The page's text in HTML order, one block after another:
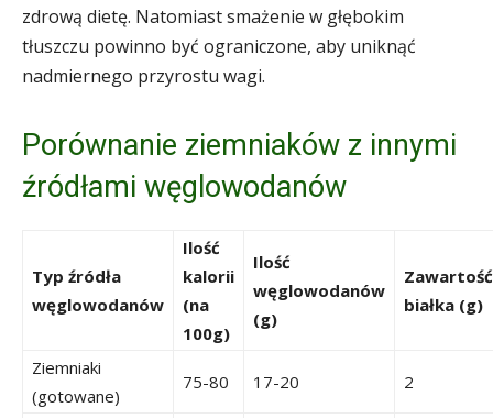
zdrową dietę. Natomiast smażenie w głębokim
tłuszczu powinno być ograniczone, aby uniknąć
nadmiernego przyrostu wagi.
Porównanie ziemniaków z innymi
źródłami węglowodanów
Typ źródła
węglowodanów
Ilość
kalorii
(na
100g)
Ilość
węglowodanów
(g)
Zawartość
białka (g)
Ziemniaki
(gotowane)
75-80 17-20 2